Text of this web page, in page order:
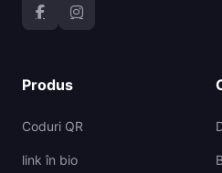
Produs
Coduri QR
link în bio